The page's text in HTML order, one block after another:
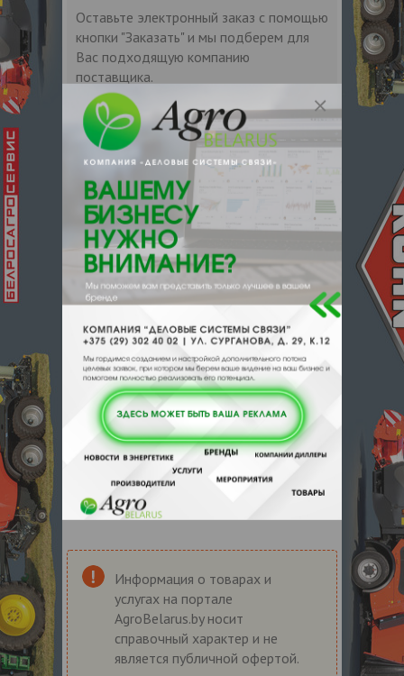
Оставьте электронный заказ с помощью
кнопки "Заказать" и мы подберем для
Вас подходящую компанию
поставщика.
Информация о товарах и
услугах на портале
AgroBelarus.by носит
справочный характер и не
является публичной офертой.